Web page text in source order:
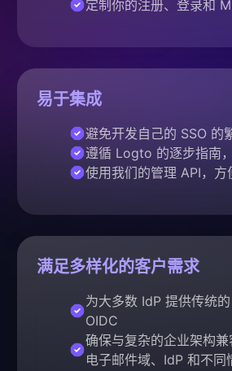
定制你的注册、登录和
易于集成
避免开发自己的 SSO 的
遵循 Logto 的逐步指南
使用我们的管理 API，方
满足多样化的客户需求
为大多数 IdP 提供传统
OIDC
确保与复杂的企业架构
电子邮件域、IdP 和不同